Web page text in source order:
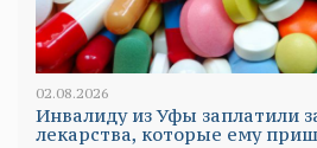
02.08.2026
Инвалиду из Уфы заплатили
лекарства, которые ему